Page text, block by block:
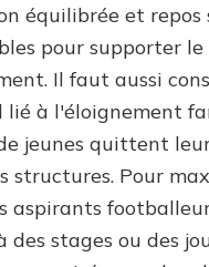
équilibrée et repos
pour supporter
Il faut aussi
lié à l'éloignement
jeunes quittent
structures. Pour
aspirants
des stages ou des